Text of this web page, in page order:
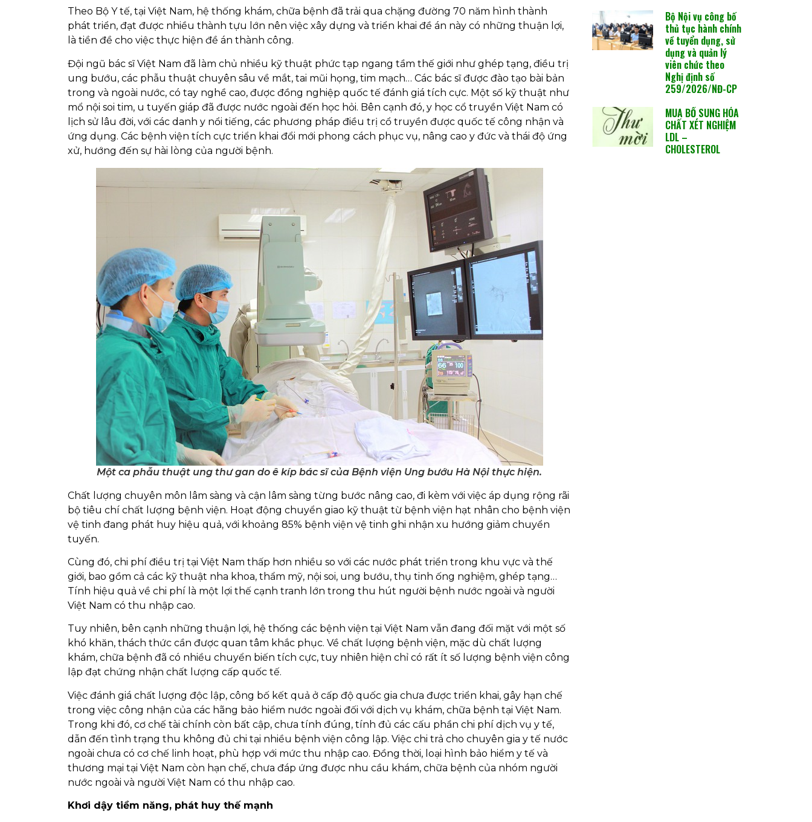
Theo Bộ Y tế, tại Việt Nam, hệ thống khám, chữa bệnh đã trải qua chặng đường 70 năm hình thành
phát triển, đạt được nhiều thành tựu lớn nên việc xây dựng và triển khai đề án này có những thuận lợi,
là tiền đề cho việc thực hiện đề án thành công.
Đội ngũ bác sĩ Việt Nam đã làm chủ nhiều kỹ thuật phức tạp ngang tầm thế giới như ghép tạng, điều trị
ung bướu, các phẫu thuật chuyên sâu về mắt, tai mũi họng, tim mạch… Các bác sĩ được đào tạo bài bản
trong và ngoài nước, có tay nghề cao, được đồng nghiệp quốc tế đánh giá tích cực. Một số kỹ thuật như
mổ nội soi tim, u tuyến giáp đã được nước ngoài đến học hỏi. Bên cạnh đó, y học cổ truyền Việt Nam có
lịch sử lâu đời, với các danh y nổi tiếng, các phương pháp điều trị cổ truyền được quốc tế công nhận và
ứng dụng. Các bệnh viện tích cực triển khai đổi mới phong cách phục vụ, nâng cao y đức và thái độ ứng
xử, hướng đến sự hài lòng của người bệnh.
Một ca phẫu thuật ung thư gan do ê kíp bác sĩ của Bệnh viện Ung bướu Hà Nội thực hiện.
Chất lượng chuyên môn lâm sàng và cận lâm sàng từng bước nâng cao, đi kèm với việc áp dụng rộng rãi
bộ tiêu chí chất lượng bệnh viện. Hoạt động chuyển giao kỹ thuật từ bệnh viện hạt nhân cho bệnh viện
vệ tinh đang phát huy hiệu quả, với khoảng 85% bệnh viện vệ tinh ghi nhận xu hướng giảm chuyển
tuyến.
Cùng đó, chi phí điều trị tại Việt Nam thấp hơn nhiều so với các nước phát triển trong khu vực và thế
giới, bao gồm cả các kỹ thuật nha khoa, thẩm mỹ, nội soi, ung bướu, thụ tinh ống nghiệm, ghép tạng…
Tính hiệu quả về chi phí là một lợi thế cạnh tranh lớn trong thu hút người bệnh nước ngoài và người
Việt Nam có thu nhập cao.
Tuy nhiên, bên cạnh những thuận lợi, hệ thống các bệnh viện tại Việt Nam vẫn đang đối mặt với một số
khó khăn, thách thức cần được quan tâm khắc phục. Về chất lượng bệnh viện, mặc dù chất lượng
khám, chữa bệnh đã có nhiều chuyển biến tích cực, tuy nhiên hiện chỉ có rất ít số lượng bệnh viện công
lập đạt chứng nhận chất lượng cấp quốc tế.
Việc đánh giá chất lượng độc lập, công bố kết quả ở cấp độ quốc gia chưa được triển khai, gây hạn chế
trong việc công nhận của các hãng bảo hiểm nước ngoài đối với dịch vụ khám, chữa bệnh tại Việt Nam.
Trong khi đó, cơ chế tài chính còn bất cập, chưa tính đúng, tính đủ các cấu phần chi phí dịch vụ y tế,
dẫn đến tình trạng thu không đủ chi tại nhiều bệnh viện công lập. Việc chi trả cho chuyên gia y tế nước
ngoài chưa có cơ chế linh hoạt, phù hợp với mức thu nhập cao. Đồng thời, loại hình bảo hiểm y tế và
thương mại tại Việt Nam còn hạn chế, chưa đáp ứng được nhu cầu khám, chữa bệnh của nhóm người
nước ngoài và người Việt Nam có thu nhập cao.
Khơi dậy tiềm năng, phát huy thế mạnh
Bộ Nội vụ công bố
thủ tục hành chính
về tuyển dụng, sử
dụng và quản lý
viên chức theo
Nghị định số
259/2026/NĐ-CP
MUA BỔ SUNG HÓA
CHẤT XÉT NGHIỆM
LDL –
CHOLESTEROL